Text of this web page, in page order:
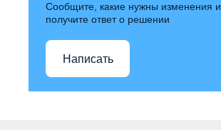
Сообщите, какие нужны изменения и
получите ответ о решении
Написать